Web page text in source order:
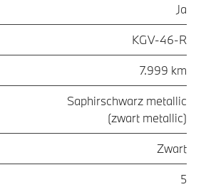
Ja
KGV-46-R
7.999 km
Saphirschwarz metallic
(zwart metallic)
Zwart
5